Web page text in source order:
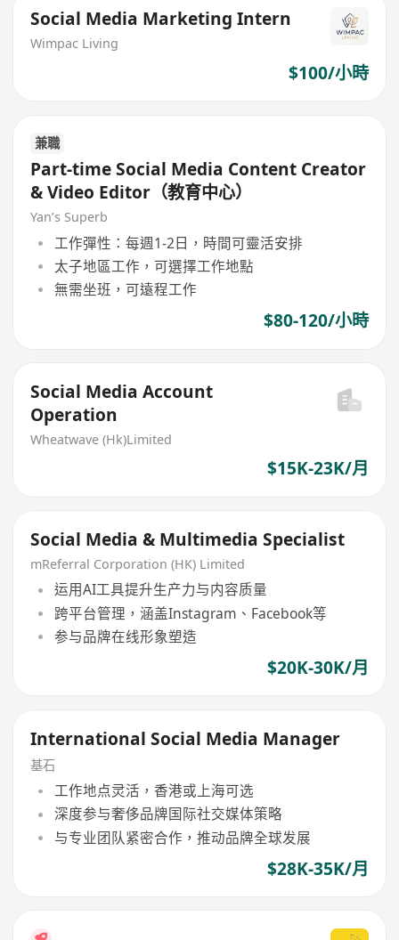
Social Media Marketing Intern
Wimpac Living
$100/小時
兼職
Part-time Social Media Content Creator
& Video Editor（教育中心）
Yan’s Superb
工作彈性：每週1-2日，時間可靈活安排
太子地區工作，可選擇工作地點
無需坐班，可遠程工作
$80-120/小時
Social Media Account
Operation
Wheatwave (Hk)Limited
$15K-23K/月
Social Media & Multimedia Specialist
mReferral Corporation (HK) Limited
运用AI工具提升生产力与内容质量
跨平台管理，涵盖Instagram、Facebook等
参与品牌在线形象塑造
$20K-30K/月
International Social Media Manager
基石
工作地点灵活，香港或上海可选
深度参与奢侈品牌国际社交媒体策略
与专业团队紧密合作，推动品牌全球发展
$28K-35K/月